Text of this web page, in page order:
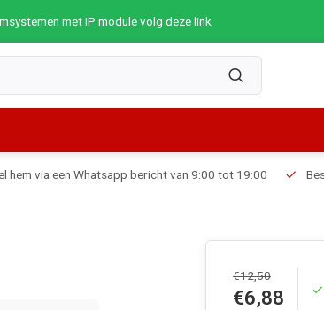
met IP module volg deze link
hem via een Whatsapp bericht van 9:00 tot 19:00
€12,50
€6,88